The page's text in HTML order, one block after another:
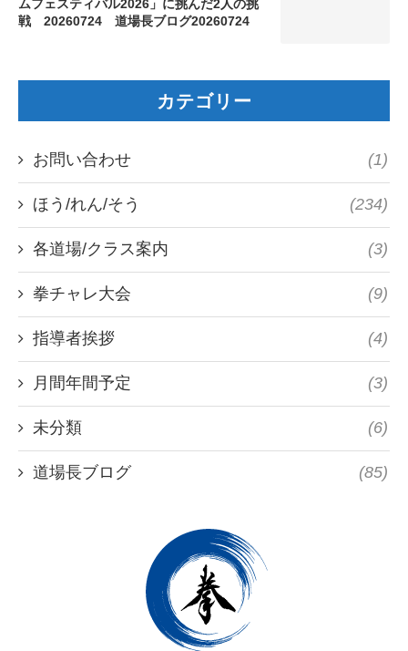
ムフェスティバル2026」に挑んだ2人の挑
戦 20260724 道場長ブログ20260724
カテゴリー
お問い合わせ (1)
ほう/れん/そう (234)
各道場/クラス案内 (3)
拳チャレ大会 (9)
指導者挨拶 (4)
月間年間予定 (3)
未分類 (6)
道場長ブログ (85)